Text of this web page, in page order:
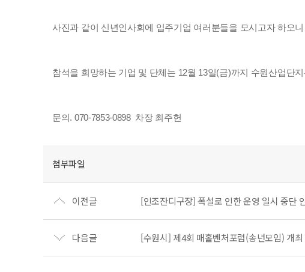
사진과 같이 신년인사회에 입주기업 여러분들을 모시고자 하오
참석을 희망하는 기업 및 단체는 12월 13일(금)까지 수원산업단
문의. 070-7853-0898 차장 최주헌
첨부파일
이전글 [인조잔디구장] 폭설로 인한 운영 일시 중단
다음글 [수원시] 제4회 매홀벤처포럼(송년모임) 개최